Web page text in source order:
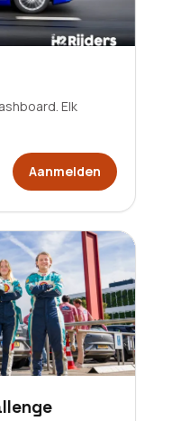
Elk
Aanmelden